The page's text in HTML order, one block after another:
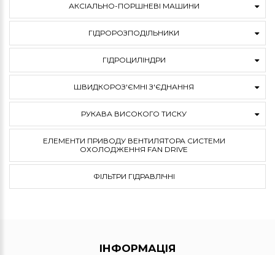
АКСІАЛЬНО-ПОРШНЕВІ МАШИНИ
ГІДРОРОЗПОДІЛЬНИКИ
ГІДРОЦИЛІНДРИ
ШВИДКОРОЗ'ЄМНІ З'ЄДНАННЯ
РУКАВА ВИСОКОГО ТИСКУ
ЕЛЕМЕНТИ ПРИВОДУ ВЕНТИЛЯТОРА СИСТЕМИ
ОХОЛОДЖЕННЯ FAN DRIVE
ФІЛЬТРИ ГІДРАВЛІЧНІ
ІНФОРМАЦІЯ